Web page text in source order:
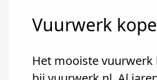
Vuurwerk
Het mooiste vuurwerk